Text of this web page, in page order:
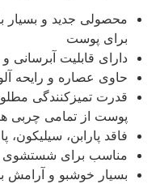
محصولی جدید و بسیار
برای پوست
دارای قابلیت
حاوی عصاره و رایحه
قدرت تمیزکنندگی
پوست از تمامی چربی
فاقد پارابن، سیلیکون،
مناسب برای شستشوی
بسیار خوشبو و آرامش